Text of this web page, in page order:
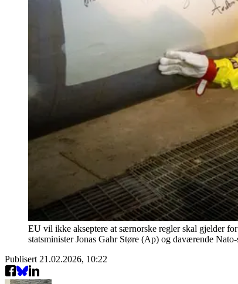
EU vil ikke akseptere at særnorske regler skal gjelder
statsminister Jonas Gahr Støre (Ap) og daværende
Publisert 21.02.2026, 10:22